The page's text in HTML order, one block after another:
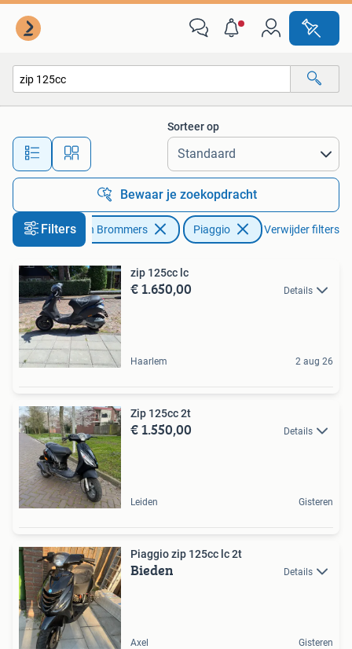
Alle afstanden…
Sorteer op
Bewaar je zoekopdracht
Filters
Fietsen en Brommers Piaggio Verwijder filters
zip 125cc lc
€ 1.650,00 Details
Haarlem 2 aug 26
Zip 125cc 2t
€ 1.550,00 Details
Leiden Gisteren
Piaggio zip 125cc lc 2t
Bieden Details
Axel Gisteren